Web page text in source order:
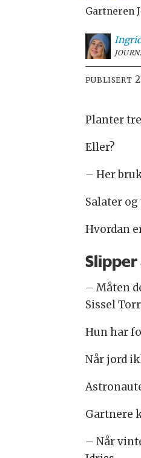
Gartneren
PUBLISERT
Planter
Eller?
– Her
Salater
Hvordan
Slipper
– Måten
Sissel
Hun har
Når jord
Gartnere
– Når